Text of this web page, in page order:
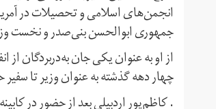
انجمن‌های اسلامی و تحصیلات در
جمهوری ابوالحسن بنی‌صدر و نخست
چهار دهه گذشته به عنوان وزیر تا